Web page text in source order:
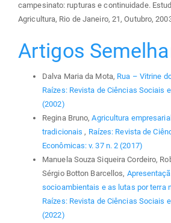
campesinato: rupturas e continuidade.
Agricultura, Rio de Janeiro, 21, Outubro,
Artigos
Dalva Maria da Mota, Rua – Vitrine
Raízes: Revista de Ciências Sociais
(2002)
Regina Bruno,Agricultura
tradicionais , Raízes: Revista de
Econômicas: v. 37 n. 2 (2017)
Manuela Souza Siqueira Cordeiro,
Sérgio Botton Barcellos,
socioambientais e as lutas por terra
Raízes: Revista de Ciências Sociais
(2022)